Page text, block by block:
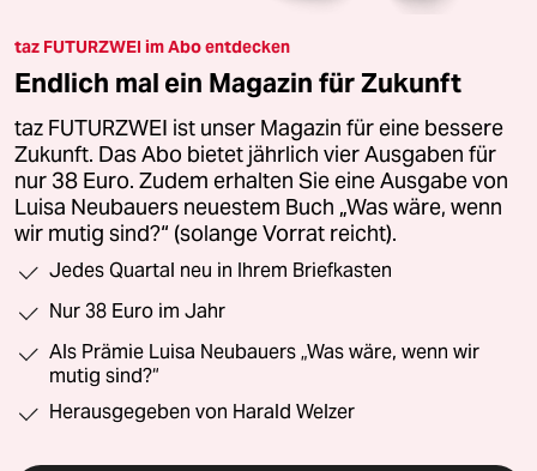
taz FUTURZWEI im Abo entdecken
Endlich mal ein Magazin für Zukunft
taz FUTURZWEI ist unser Magazin für eine bessere
Zukunft. Das Abo bietet jährlich vier Ausgaben für
nur 38 Euro. Zudem erhalten Sie eine Ausgabe von
Luisa Neubauers neuestem Buch „Was wäre, wenn
wir mutig sind?“ (solange Vorrat reicht).
Jedes Quartal neu in Ihrem Briefkasten
Nur 38 Euro im Jahr
Als Prämie Luisa Neubauers „Was wäre, wenn wir
mutig sind?“
Herausgegeben von Harald Welzer